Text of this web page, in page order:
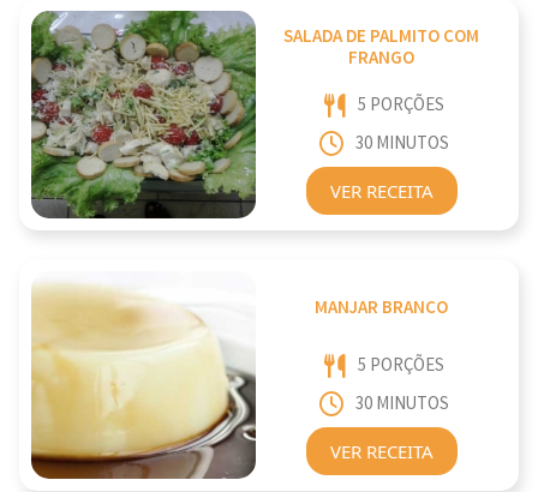
SALADA DE PALMITO COM
FRANGO
5 PORÇÕES
30 MINUTOS
VER RECEITA
MANJAR BRANCO
5 PORÇÕES
30 MINUTOS
VER RECEITA